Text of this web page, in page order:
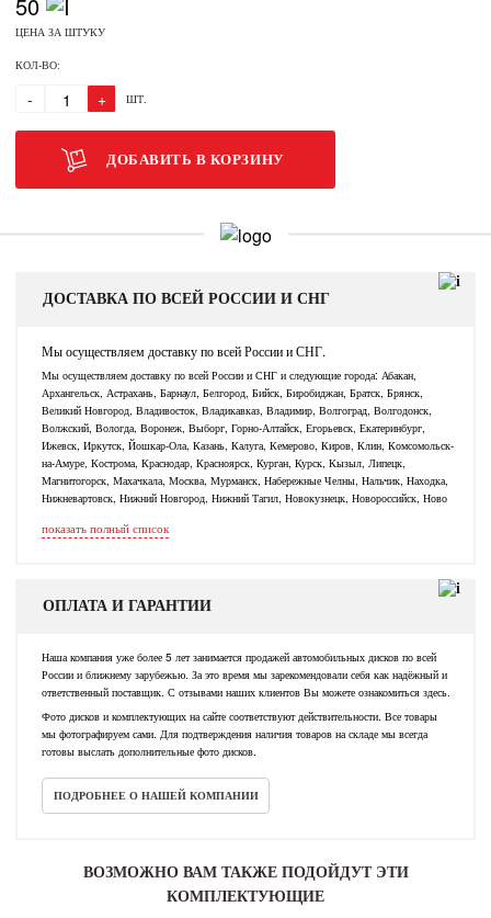
50
ЦЕНА ЗА ШТУКУ
КОЛ-ВО:
- + ШТ.
ДОБАВИТЬ В КОРЗИНУ
ДОСТАВКА ПО ВСЕЙ РОССИИ И СНГ
Мы осуществляем доставку по всей России и СНГ.
Мы осуществляем доставку по всей России и СНГ и следующие города: Абакан,
Архангельск, Астрахань, Барнаул, Белгород, Бийск, Биробиджан, Братск, Брянск,
Великий Новгород, Владивосток, Владикавказ, Владимир, Волгоград, Волгодонск,
Волжский, Вологда, Воронеж, Выборг, Горно-Алтайск, Егорьевск, Екатеринбург,
Ижевск, Иркутск, Йошкар-Ола, Казань, Калуга, Кемерово, Киров, Клин, Комсомольск-
на-Амуре, Кострома, Краснодар, Красноярск, Курган, Курск, Кызыл, Липецк,
Магнитогорск, Махачкала, Москва, Мурманск, Набережные Челны, Нальчик, Находка,
Нижневартовск, Нижний Новгород, Нижний Тагил, Новокузнецк, Новороссийск, Ново
показать полный список
ОПЛАТА И ГАРАНТИИ
Наша компания уже более 5 лет занимается продажей автомобильных дисков по всей
России и ближнему зарубежью. За это время мы зарекомендовали себя как надёжный и
ответственный поставщик. С отзывами наших клиентов Вы можете ознакомиться здесь.
Фото дисков и комплектующих на сайте соответствуют действительности. Все товары
мы фотографируем сами. Для подтверждения наличия товаров на складе мы всегда
готовы выслать дополнительные фото дисков.
ПОДРОБНЕЕ О НАШЕЙ КОМПАНИИ
ВОЗМОЖНО ВАМ ТАКЖЕ ПОДОЙДУТ ЭТИ
КОМПЛЕКТУЮЩИЕ